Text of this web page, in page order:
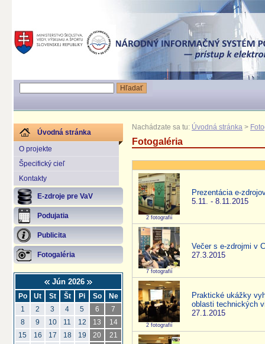
Úvodná stránka
O projekte
Špecifický cieľ
Kontakty
E-zdroje pre VaV
Podujatia
Publicita
Fotogaléria
Jún 2026
Po Ut St Št Pi So
Ne
1
2 3 4 5 6
7
8
9 10 11 12 13
14
15
16 17 18 19 20
21
Nachádzate sa tu: Úvodná stránka >
Fotogaléria
2 fotografií
Prezentácia e-
5.11. - 8.11.2015
7 fotografií
Večer s e-zdrojmi v
27.3.2015
2 fotografií
Praktické ukážky
oblasti technických
27.1.2015